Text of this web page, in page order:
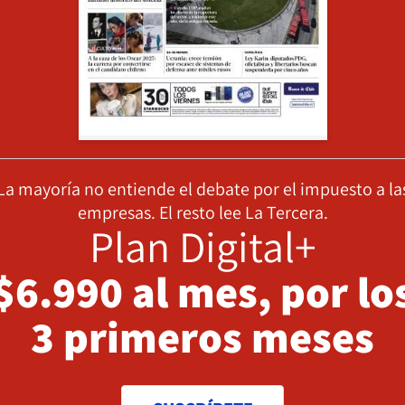
mayoría no entiende el debate por el impuesto a
empresas. El resto lee La Tercera.
Plan Digital+
al mes, por
3 primeros meses